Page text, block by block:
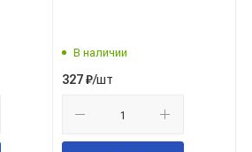
В наличии
327₽/шт